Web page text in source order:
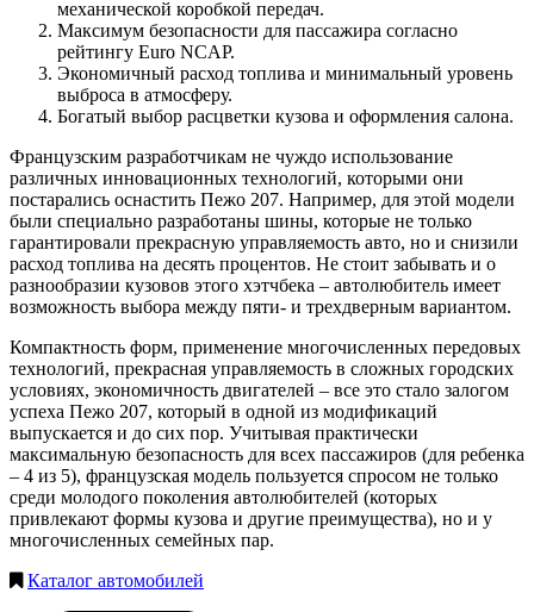
механической коробкой передач.
Максимум безопасности для пассажира согласно
рейтингу Euro NCAP.
Экономичный расход топлива и минимальный уровень
выброса в атмосферу.
Богатый выбор расцветки кузова и оформления салона.
Французским разработчикам не чуждо использование
различных инновационных технологий, которыми они
постарались оснастить Пежо 207. Например, для этой модели
были специально разработаны шины, которые не только
гарантировали прекрасную управляемость авто, но и снизили
расход топлива на десять процентов. Не стоит забывать и о
разнообразии кузовов этого хэтчбека – автолюбитель имеет
возможность выбора между пяти- и трехдверным вариантом.
Компактность форм, применение многочисленных передовых
технологий, прекрасная управляемость в сложных городских
условиях, экономичность двигателей – все это стало залогом
успеха Пежо 207, который в одной из модификаций
выпускается и до сих пор. Учитывая практически
максимальную безопасность для всех пассажиров (для ребенка
– 4 из 5), французская модель пользуется спросом не только
среди молодого поколения автолюбителей (которых
привлекают формы кузова и другие преимущества), но и у
многочисленных семейных пар.
Каталог автомобилей